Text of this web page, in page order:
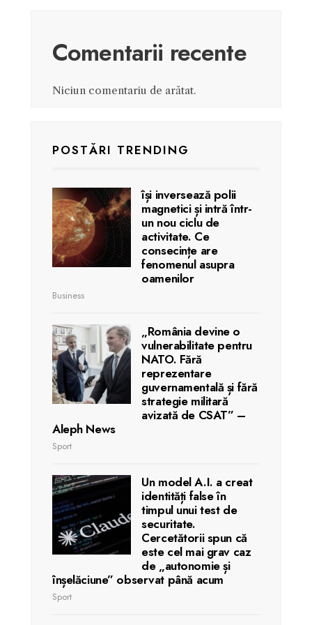
Comentarii recente
Niciun comentariu de arătat.
POSTĂRI TRENDING
își inversează polii
magnetici și intră într-
un nou ciclu de
activitate. Ce
consecințe are
fenomenul asupra
oamenilor
Business
„România devine o
vulnerabilitate pentru
NATO. Fără
reprezentare
guvernamentală și fără
strategie militară
avizată de CSAT” –
Aleph News
Sport
Un model A.I. a creat
identități false în
timpul unui test de
securitate.
Cercetătorii spun că
este cel mai grav caz
de „autonomie și
înșelăciune” observat până acum
Sport